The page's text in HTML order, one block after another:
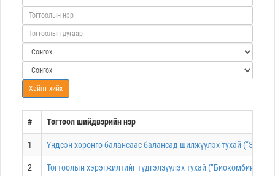
# Тогтоол шийдвэрийн нэр
1 Үндсэн хөрөнгө балансаас балансад шилжүүлэх тухай
2 Тогтоолын хэрэгжилтийг түдгэлзүүлэх тухай (“Биокомбинат”